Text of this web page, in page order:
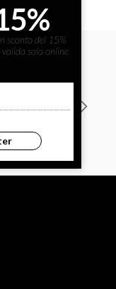
sconto del 15%
solo online